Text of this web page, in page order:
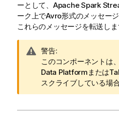
ーとして、Apache Spark
ーク上でAvro形式のメッセー
これらのメッセージを転送しま
情
報
メ
モ
警告:
このコンポーネントは、
Data Platform または
スクライブしている場